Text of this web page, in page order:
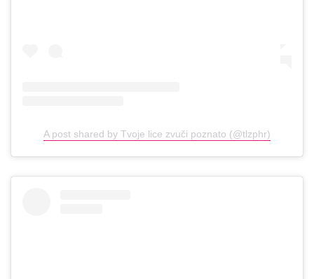
A post shared by Tvoje lice zvuči poznato (@tlzphr)